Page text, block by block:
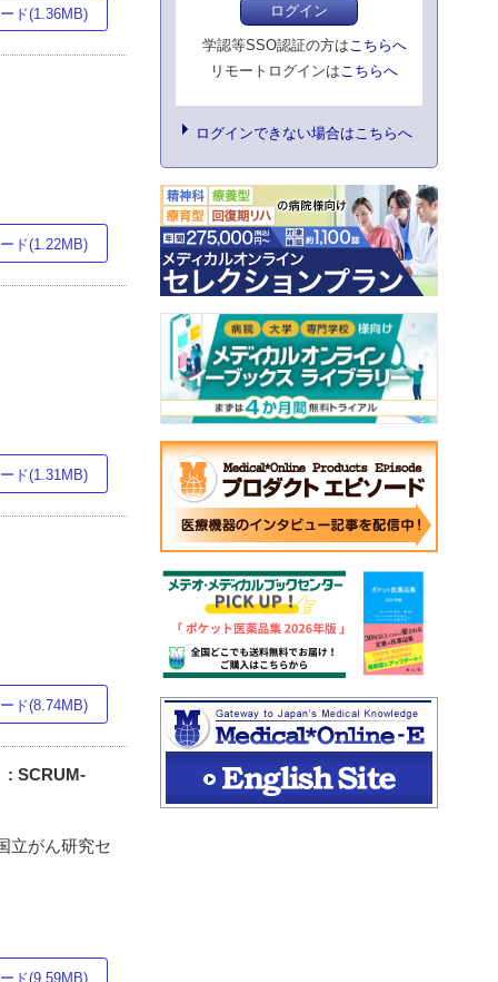
ド(1.36MB)
ド(1.22MB)
ド(1.31MB)
ド(8.74MB)
: SCRUM-
立がん研究セ
ド(9.59MB)
ログイン
学認等SSO認証の方はこちらへ
リモートログインはこちらへ
ログインできない場合はこちらへ